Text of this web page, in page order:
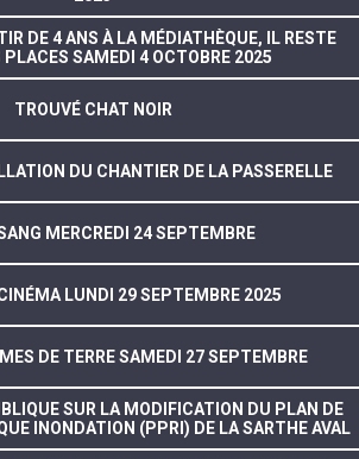
DE 4 ANS À LA MÉDIATHÈQUE, IL RESTE
PLACES SAMEDI 4 OCTOBRE 2025
TROUVÉ CHAT NOIR
DU CHANTIER DE LA PASSERELLE
MERCREDI 24 SEPTEMBRE
LUNDI 29 SEPTEMBRE 2025
DE TERRE SAMEDI 27 SEPTEMBRE
SUR LA MODIFICATION DU PLAN DE
INONDATION (PPRI) DE LA SARTHE AVAL